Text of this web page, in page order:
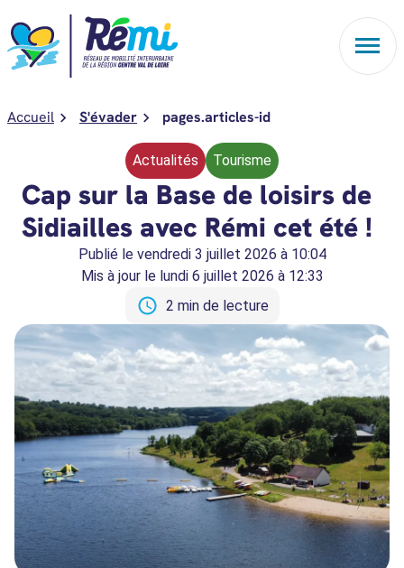
Aller au contenu
Accueil S'évader pages.articles-id
Actualités Tourisme
Cap sur la Base de loisirs de
Sidiailles avec Rémi cet été !
Publié le vendredi 3 juillet 2026 à 10:04
Mis à jour le lundi 6 juillet 2026 à 12:33
2 min de lecture